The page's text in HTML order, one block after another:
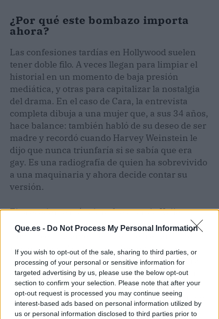
Que.es - Do Not Process My Personal Information
If you wish to opt-out of the sale, sharing to third parties, or
processing of your personal or sensitive information for
targeted advertising by us, please use the below opt-out
section to confirm your selection. Please note that after your
opt-out request is processed you may continue seeing
interest-based ads based on personal information utilized by
us or personal information disclosed to third parties prior to
¿Por qué este bombazo importa
ahora?
Las confesiones tardías en Hollywood suelen
tener doble filo. A veces llegan para limpiar el
historial en un momento de baja presión
mediática, y otras para capitalizar la nostalgia
del drama. En el caso de Cara, la entrevista
completa dibuja a una mujer que, a sus 34 años,
hace balance: también habló de su deseo de ser
madre y recordó cuando Harvey Weinstein le
dijo que nunca triunfaría si se sabía que era
gay. Es una radiografía de quien ha sobrevivido
a una maquinaria y ahora decide contar su
versión.
El precedente más claro fue cuando Kylie
Jenner confirmó en 2025 su romance con
Timothée Chalamet después de tres años de
negarlo todo. Aquello también reventó las
búsquedas y le sirvió a la menor del clan para
controlar el relato. Cara hace lo mismo con un
tema mucho más sensible: se desmarca de las
polémicas del juicio sin manchar su imagen de
forma irreparable.